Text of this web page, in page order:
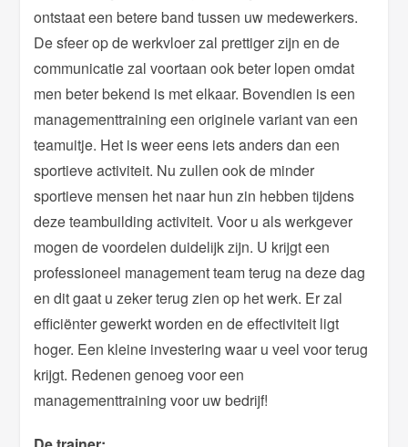
ontstaat een betere band tussen uw medewerkers.
De sfeer op de werkvloer zal prettiger zijn en de
communicatie zal voortaan ook beter lopen omdat
men beter bekend is met elkaar. Bovendien is een
managementtraining een originele variant van een
teamuitje. Het is weer eens iets anders dan een
sportieve activiteit. Nu zullen ook de minder
sportieve mensen het naar hun zin hebben tijdens
deze teambuilding activiteit. Voor u als werkgever
mogen de voordelen duidelijk zijn. U krijgt een
professioneel management team terug na deze dag
en dit gaat u zeker terug zien op het werk. Er zal
efficiënter gewerkt worden en de effectiviteit ligt
hoger. Een kleine investering waar u veel voor terug
krijgt. Redenen genoeg voor een
managementtraining voor uw bedrijf!